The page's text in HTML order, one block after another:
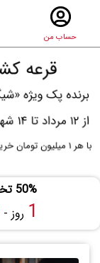
حساب من
50% تخفیف همه محصولات ویژه تابستان
1 روز -